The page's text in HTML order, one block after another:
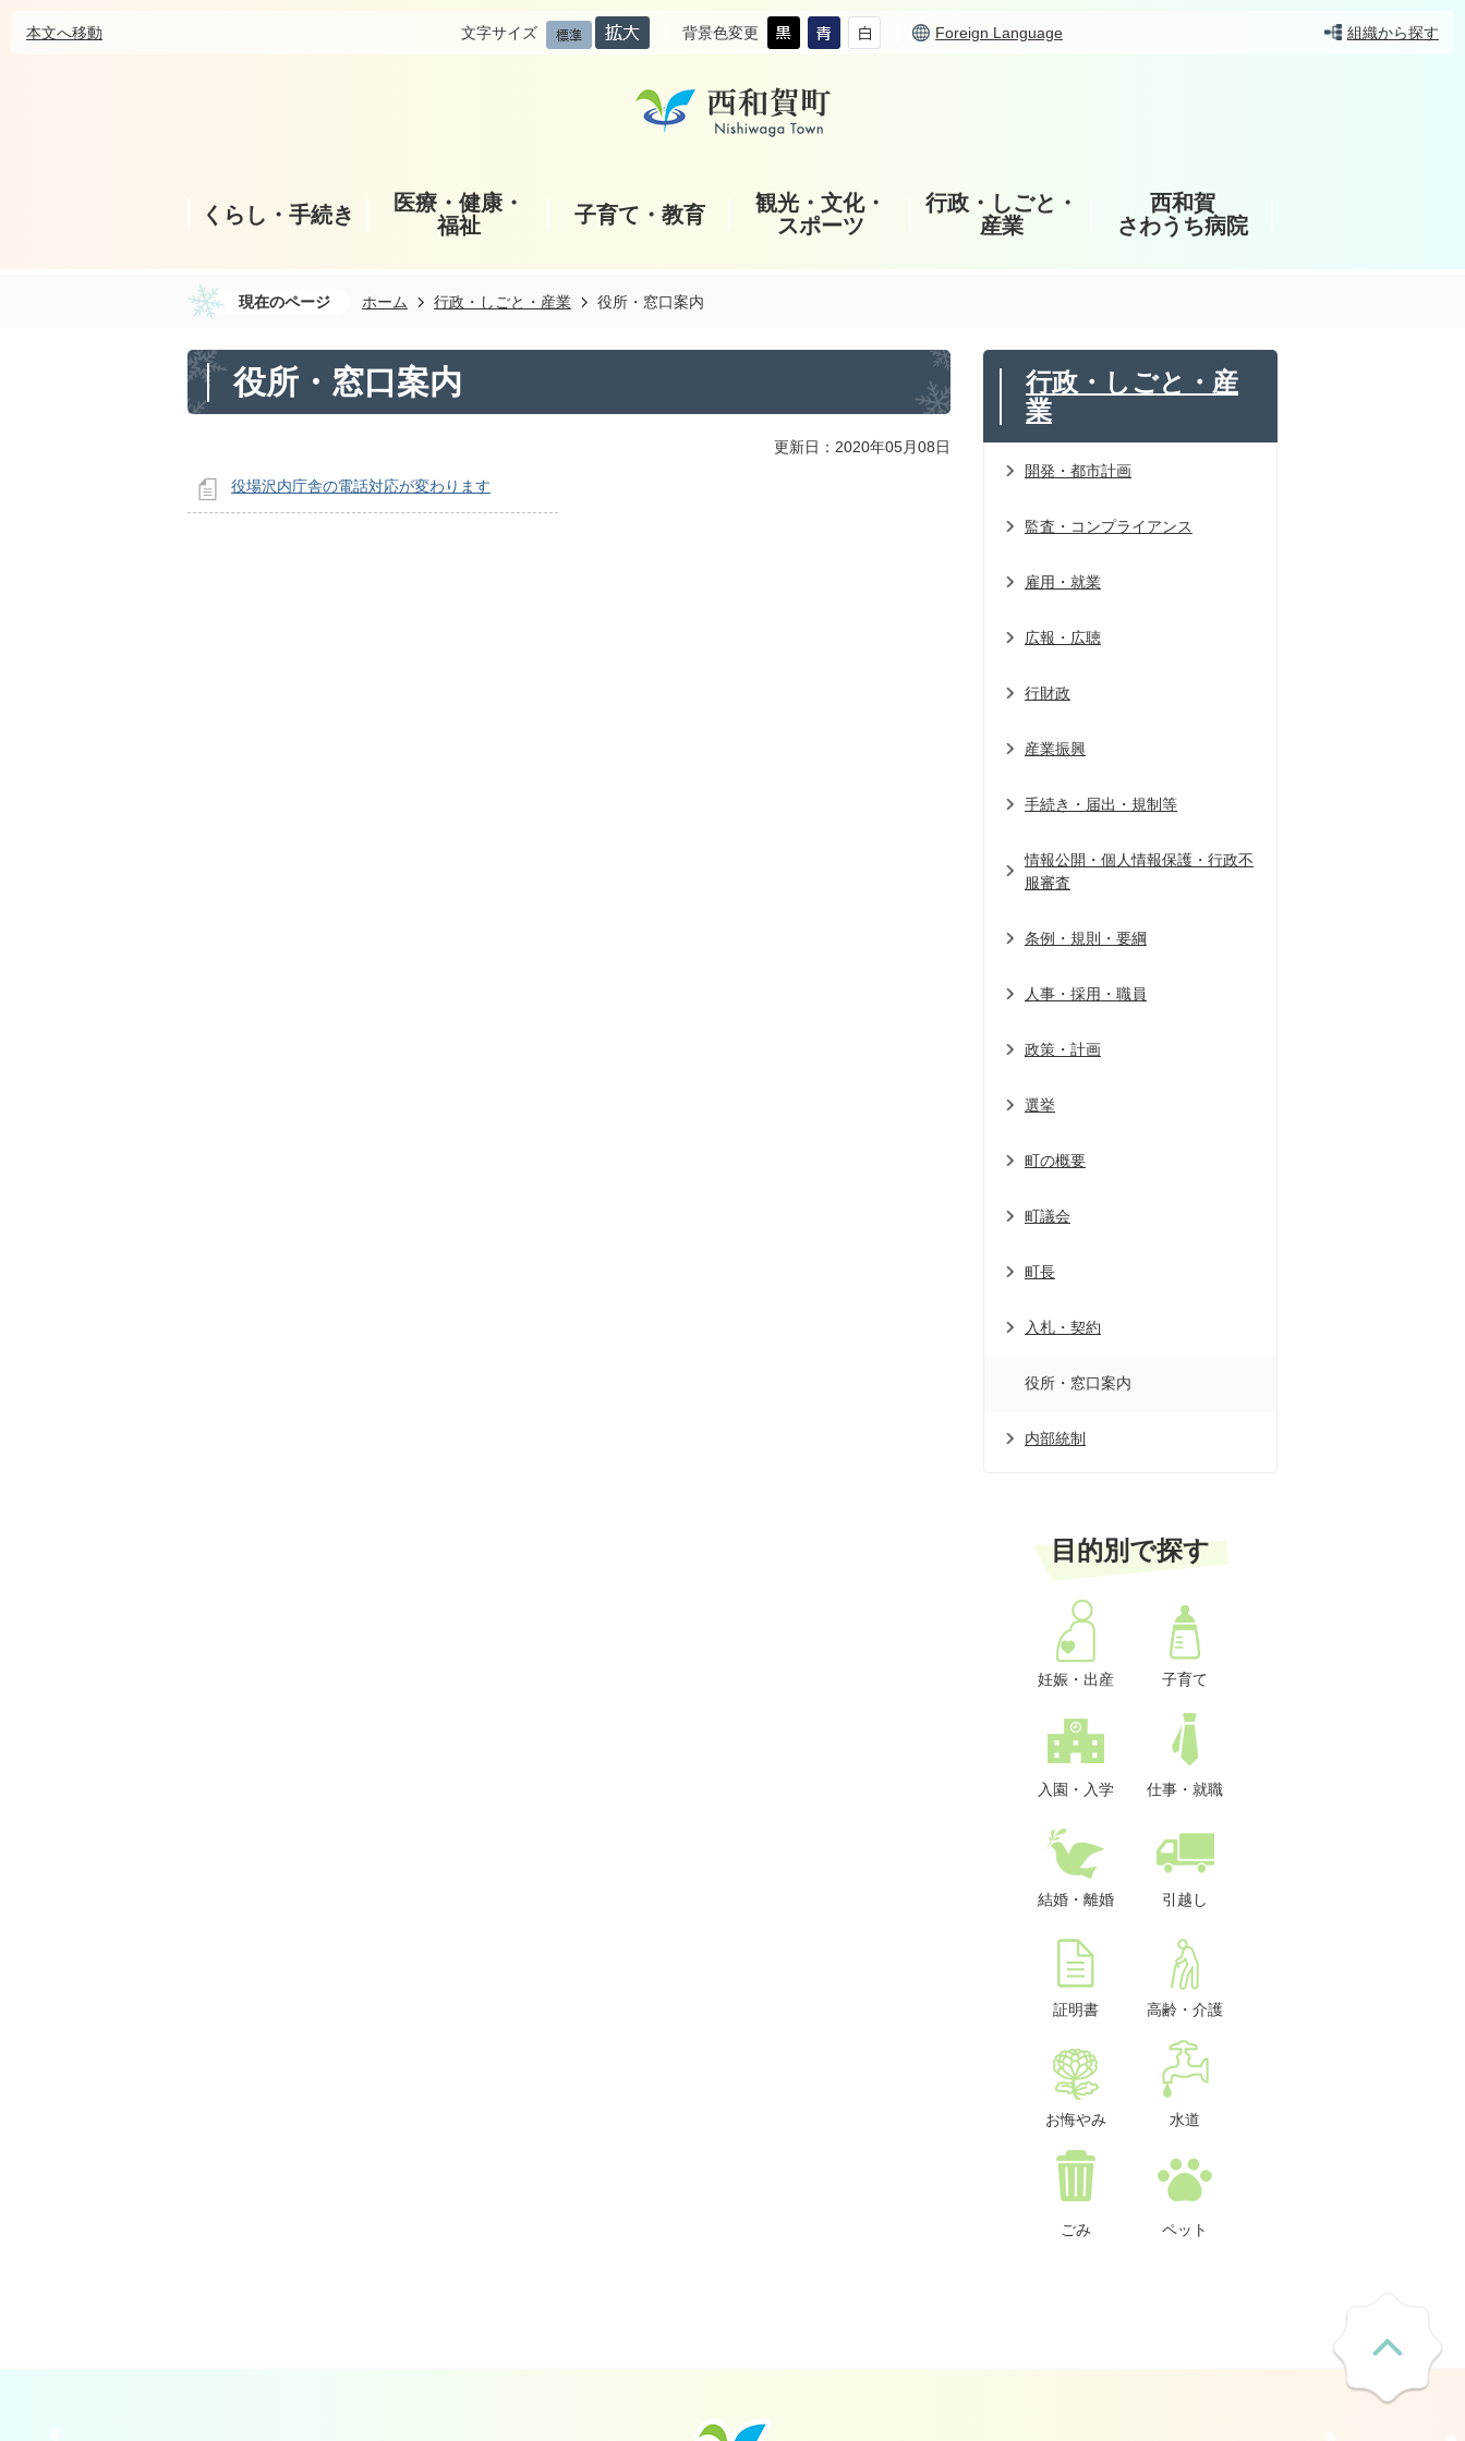
本文へ移動 文字サイズ 背景色変更 Foreign Language 組織から探す
くらし・手続き
医療・健康・
福祉
子育て・教育
観光・文化・
スポーツ
行政・しごと・
産業
西和賀
さわうち病院
現在のページ ホーム 行政・しごと・産業 役所・窓口案内
役所・窓口案内
更新日：2020年05月08日
役場沢内庁舎の電話対応が変わります
行政・しごと・産
業
開発・都市計画
監査・コンプライアンス
雇用・就業
広報・広聴
行財政
産業振興
手続き・届出・規制等
情報公開・個人情報保護・行政不
服審査
条例・規則・要綱
人事・採用・職員
政策・計画
選挙
町の概要
町議会
町長
入札・契約
役所・窓口案内
内部統制
目的別で探す
妊娠・出産 子育て
入園・入学 仕事・就職
結婚・離婚 引越し
証明書 高齢・介護
お悔やみ 水道
ごみ ペット